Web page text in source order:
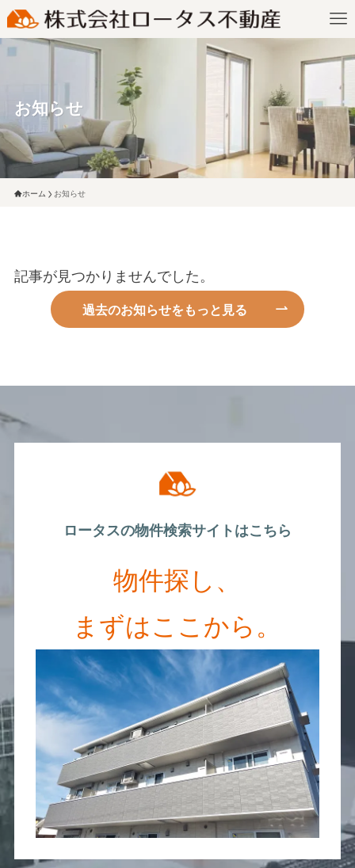
お知らせ
ホーム お知らせ
記事が見つかりませんでした。
過去のお知らせをもっと見る
ロータスの物件検索サイトはこちら
物件探し、
まずはここから。